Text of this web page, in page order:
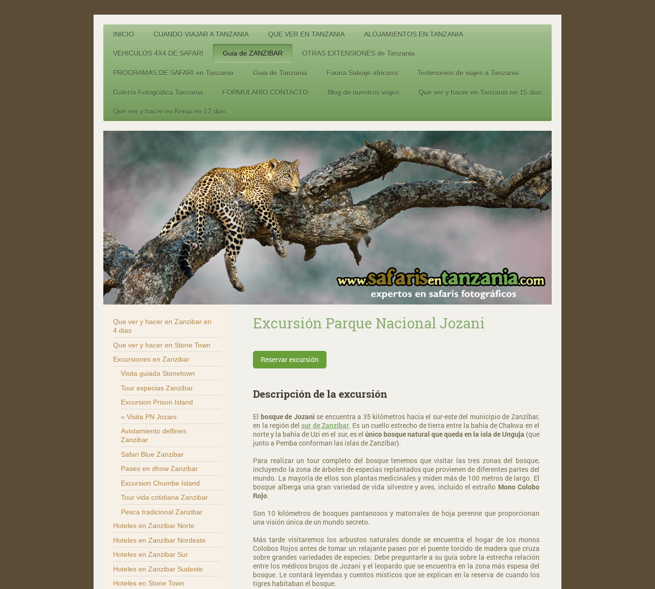
INICIO CUANDO VIAJAR A TANZANIA QUE VER EN TANZANIA ALOJAMIENTOS EN TANZANIA
VEHICULOS 4X4 DE SAFARI Guia de ZANZIBAR OTRAS EXTENSIONES de Tanzania
PROGRAMAS DE SAFARI en Tanzania Guia de Tanzania Fauna Salvaje africana Testimonios de viajes a Tanzania
Galería Fotográfica Tanzania FORMULARIO CONTACTO Blog de nuestros viajes Que ver y hacer en Tanzania en 15 dias
Que ver y hacer en Kenia en 12 dias
Excursión Parque Nacional Jozani
Reservar excursión
Descripción de la excursión
El bosque de Jozani se encuentra a 35 kilómetros hacia el sur-este del municipio de Zanzíbar,
en la región delsur de Zanzíbar. Es un cuello estrecho de tierra entre la bahía de Chakwa en el
norte y la bahía de Uzi en el sur, es el único bosque natural que queda en la isla de Unguja (que
junto a Pemba conforman las islas de Zanzíbar).
Para realizar un tour completo del bosque tenemos que visitar las tres zonas del bosque,
incluyendo la zona de árboles de especias replantados que provienen de diferentes partes del
mundo. La mayoría de ellos son plantas medicinales y miden más de 100 metros de largo. El
bosque alberga una gran variedad de vida silvestre y aves, incluido el extraño Mono Colobo
Rojo.
Son 10 kilómetros de bosques pantanosos y matorrales de hoja perenne que proporcionan
una visión única de un mundo secreto.
Más tarde visitaremos los arbustos naturales donde se encuentra el hogar de los monos
Colobos Rojos antes de tomar un relajante paseo por el puente torcido de madera que cruza
sobre grandes variedades de especies. Debe preguntarle a su guía sobre la estrecha relación
entre los médicos brujos de Jozani y el leopardo que se encuentra en la zona más espesa del
bosque. Le contará leyendas y cuentos místicos que se explican en la reserva de cuando los
tigres habitaban el bosque.
Que ver y hacer en Zanzibar en
4 dias
Que ver y hacer en Stone Town
Excursiones en Zanzibar
Visita guiada Stonetown
Tour especias Zanzibar
Excursion Prison Island
Visita PN Jozani
Avistamiento delfines
Zanzibar
Safari Blue Zanzibar
Paseo en dhow Zanzibar
Excursion Chumbe Island
Tour vida cotidiana Zanzibar
Pesca tradicional Zanzibar
Hoteles en Zanzibar Norte
Hoteles en Zanzibar Nordeste
Hoteles en Zanzibar Sur
Hoteles en Zanzibar Sudeste
Hoteles en Stone Town